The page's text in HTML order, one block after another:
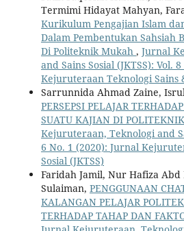
Termimi Hidayat Mahyan,
Kurikulum Pengajian Islam
Dalam Pembentukan Sahsiah
Di Politeknik Mukah , Jurnal
and Sains Sosial (JKTSS): Vol.
Kejuruteraan Teknologi Sains
Sarrunnida Ahmad Zaine,
PERSEPSI PELAJAR
SUATU KAJIAN DI
Kejuruteraan, Teknologi and
6 No. 1 (2020): Jurnal
Sosial (JKTSS)
Faridah Jamil, Nur Hafiza Abd
Sulaiman, PENGGUNAAN
KALANGAN PELAJAR
TERHADAP TAHAP DAN